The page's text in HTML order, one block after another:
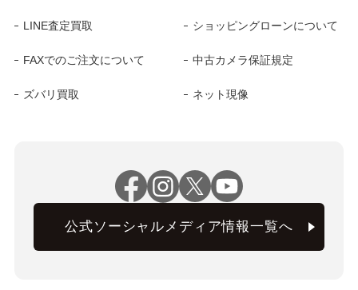
LINE査定買取 ショッピングローンについて
FAXでのご注文について 中古カメラ保証規定
ズバリ買取 ネット現像
公式ソーシャルメディア情報一覧へ